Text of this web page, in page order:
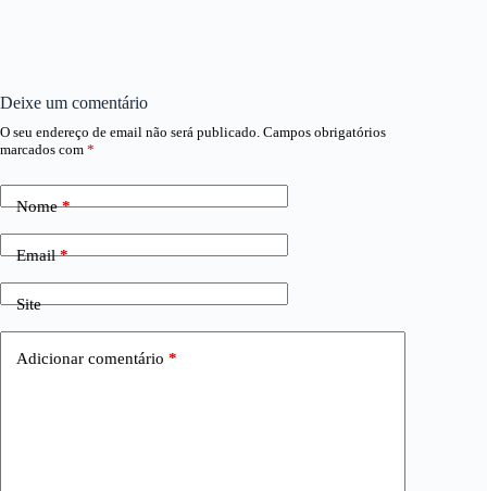
Deixe um comentário
O seu endereço de email não será publicado. Campos obrigatórios
marcados com *
Nome*
Email*
Site
Adicionar comentário *